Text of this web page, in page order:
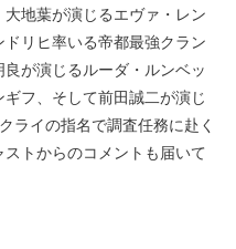
地葉が演じるエヴァ・レン
リヒ率いる帝都最強クラン
が演じるルーダ・ルンベッ
フ、そして前田誠二が演じ
ライの指名で調査任務に赴く
ストからのコメントも届いて